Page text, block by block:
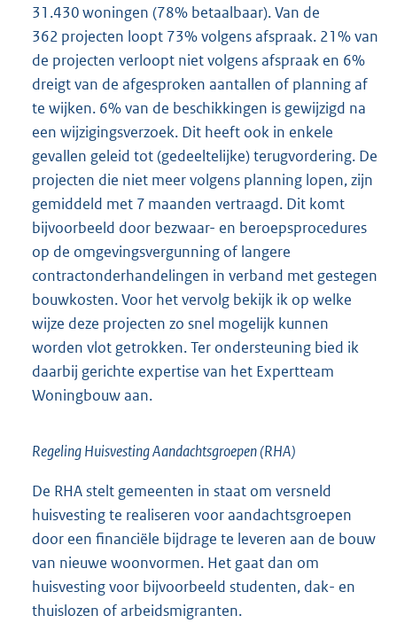
31.430 woningen (78% betaalbaar). Van de
362 projecten loopt 73% volgens afspraak. 21% van
de projecten verloopt niet volgens afspraak en 6%
dreigt van de afgesproken aantallen of planning af
te wijken. 6% van de beschikkingen is gewijzigd na
een wijzigingsverzoek. Dit heeft ook in enkele
gevallen geleid tot (gedeeltelijke) terugvordering. De
projecten die niet meer volgens planning lopen, zijn
gemiddeld met 7 maanden vertraagd. Dit komt
bijvoorbeeld door bezwaar- en beroepsprocedures
op de omgevingsvergunning of langere
contractonderhandelingen in verband met gestegen
bouwkosten. Voor het vervolg bekijk ik op welke
wijze deze projecten zo snel mogelijk kunnen
worden vlot getrokken. Ter ondersteuning bied ik
daarbij gerichte expertise van het Expertteam
Woningbouw aan.
Regeling Huisvesting Aandachtsgroepen (RHA)
De RHA stelt gemeenten in staat om versneld
huisvesting te realiseren voor aandachtsgroepen
door een financiële bijdrage te leveren aan de bouw
van nieuwe woonvormen. Het gaat dan om
huisvesting voor bijvoorbeeld studenten, dak- en
thuislozen of arbeidsmigranten.